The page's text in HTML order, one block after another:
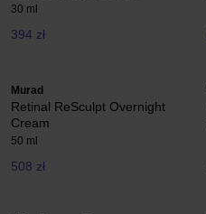
30 ml
394 zł
Murad
Retinal ReSculpt Overnight
Cream
50 ml
508 zł